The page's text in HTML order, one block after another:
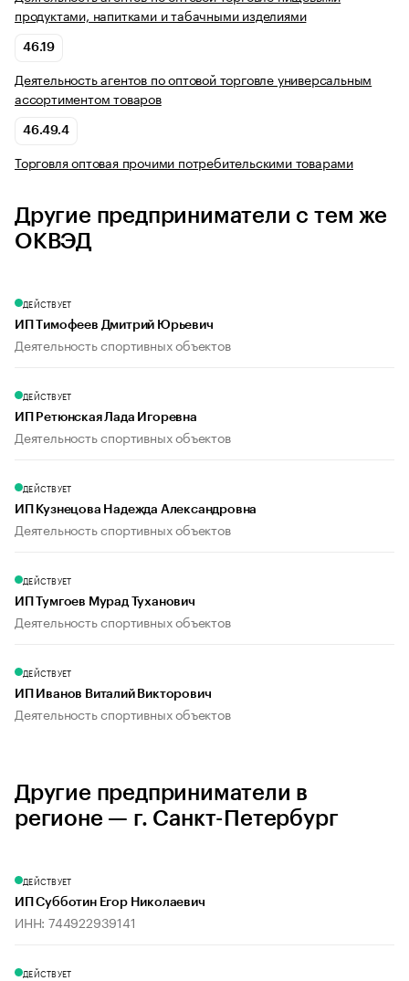
продуктами, напитками и табачными изделиями
46.19
Деятельность агентов по оптовой торговле универсальным
ассортиментом товаров
46.49.4
Торговля оптовая прочими потребительскими товарами
Другие предприниматели с тем же
ОКВЭД
ДЕЙСТВУЕТ
ИП Тимофеев Дмитрий Юрьевич
Деятельность спортивных объектов
ДЕЙСТВУЕТ
ИП Ретюнская Лада Игоревна
Деятельность спортивных объектов
ДЕЙСТВУЕТ
ИП Кузнецова Надежда Александровна
Деятельность спортивных объектов
ДЕЙСТВУЕТ
ИП Тумгоев Мурад Туханович
Деятельность спортивных объектов
ДЕЙСТВУЕТ
ИП Иванов Виталий Викторович
Деятельность спортивных объектов
Другие предприниматели в
регионе — г. Санкт-Петербург
ДЕЙСТВУЕТ
ИП Субботин Егор Николаевич
ИНН: 744922939141
ДЕЙСТВУЕТ